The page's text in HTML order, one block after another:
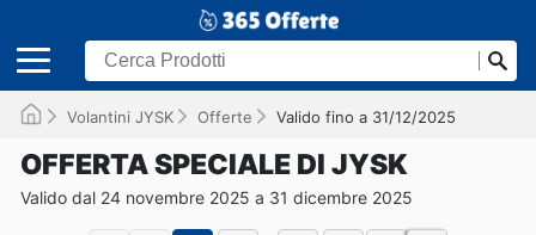
Volantini JYSK Offerte Valido fino a 31/12/2025
OFFERTA SPECIALE DI JYSK
Valido dal 24 novembre 2025 a 31 dicembre 2025